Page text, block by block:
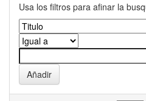
Usa los filtros para afinar la